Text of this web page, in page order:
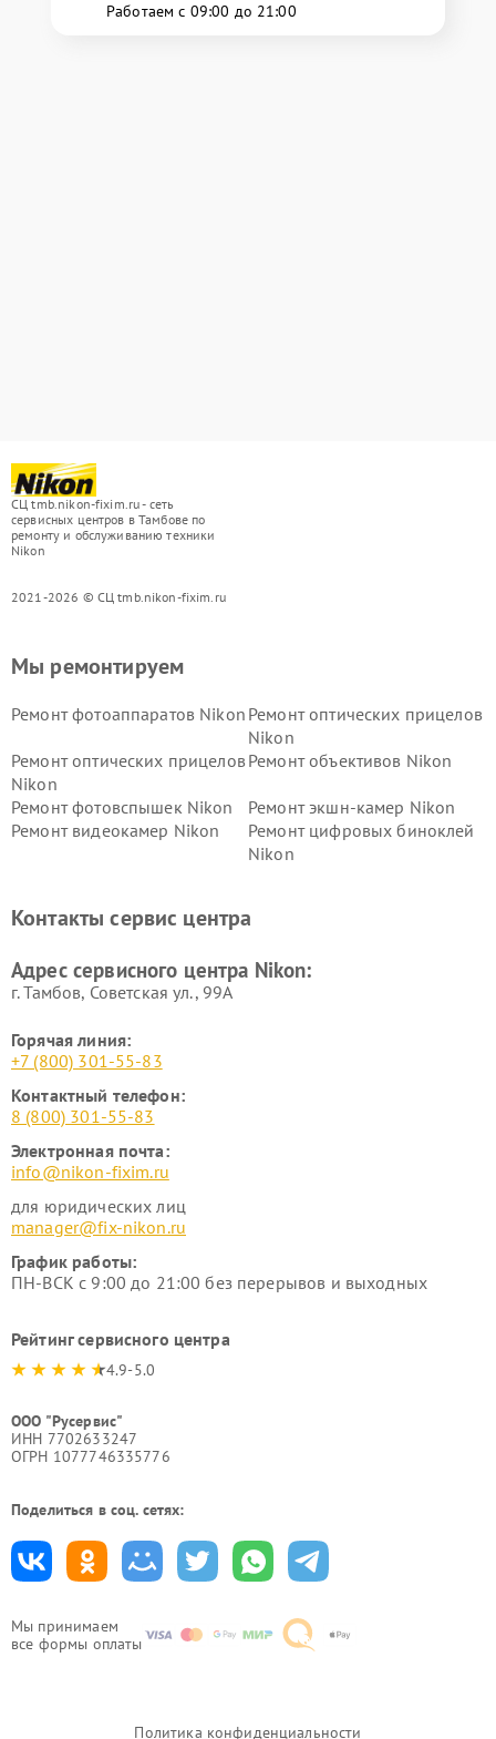
Работаем с 09:00 до 21:00
СЦ tmb.nikon-fixim.ru - сеть
сервисных центров в Тамбове по
ремонту и обслуживанию техники
Nikon
2021-2026 © СЦ tmb.nikon-fixim.ru
Мы принимаем
все формы оплаты
Мы ремонтируем
Ремонт фотоаппаратов Nikon Ремонт оптических прицелов
Nikon
Ремонт оптических прицелов
Nikon
Ремонт объективов Nikon
Ремонт фотовспышек Nikon
Ремонт экшн-камер Nikon
Ремонт видеокамер Nikon
Ремонт цифровых биноклей
Nikon
Ремонт цифровых монокуляров Nikon
Контакты сервис центра
Адрес сервисного центра Nikon:
г. Тамбов, Советская ул., 99А
Горячая линия:
+7 (800) 301-55-83
Контактный телефон:
8 (800) 301-55-83
Электронная почта:
info@nikon-fixim.ru
для юридических лиц
manager@fix-nikon.ru
График работы:
ПН-ВСК с 9:00 до 21:00 без перерывов и выходных
Рейтинг сервисного центра
4.9-5.0
ООО "Русервис"
ИНН 7702633247
ОГРН 1077746335776
Поделиться в соц. сетях:
Политика конфиденциальности